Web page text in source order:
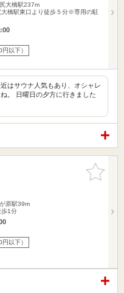
大橋駅237m
橋駅東口より徒歩５分 ​※専用の駐
以下）
はサウナ人気もあり、オシャレ
。 日曜日の夕方に行きました
お気に入
りに追加
原駅39m
歩1分
以下）